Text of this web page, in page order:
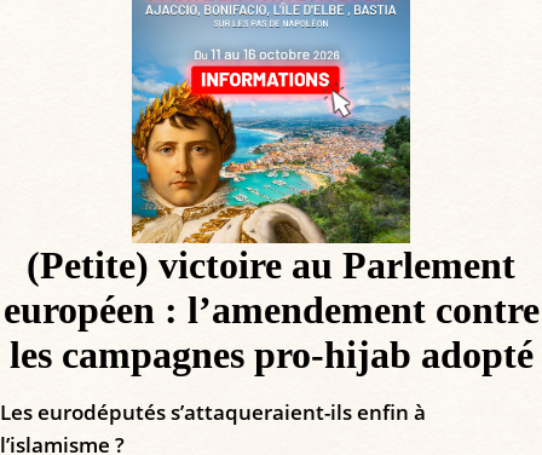
(Petite) victoire au Parlement
européen : l’amendement contre
les campagnes pro-hijab adopté
Les eurodéputés s’attaqueraient-ils enfin à
l’islamisme ?